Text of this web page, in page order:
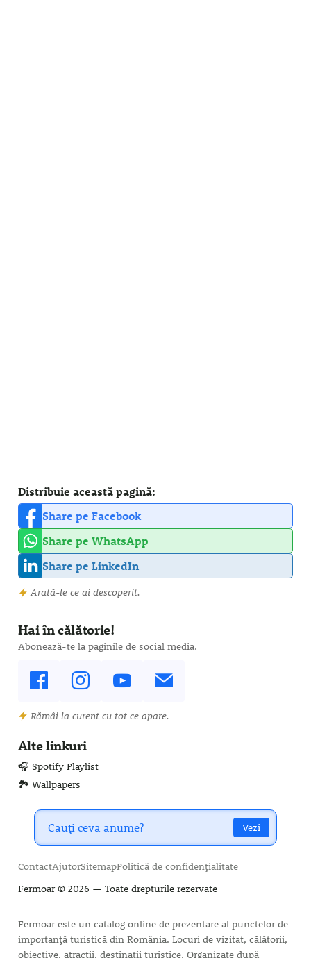
Distribuie această pagină:
Share pe Facebook
Share pe WhatsApp
Share pe LinkedIn
Arată-le ce ai descoperit.
Hai în călătorie!
Abonează-te la paginile de social media.
Rămâi la curent cu tot ce apare.
Alte linkuri
🎧 Spotify Playlist
🏞️ Wallpapers
Vezi
ContactAjutorSitemapPolitică de confidențialitate
Fermoar© 2026 — Toate drepturile rezervate
Fermoar este un catalog online de prezentare al punctelor de
importanță turistică din România. Locuri de vizitat, călătorii,
obiective, atracții, destinații turistice. Organizate după